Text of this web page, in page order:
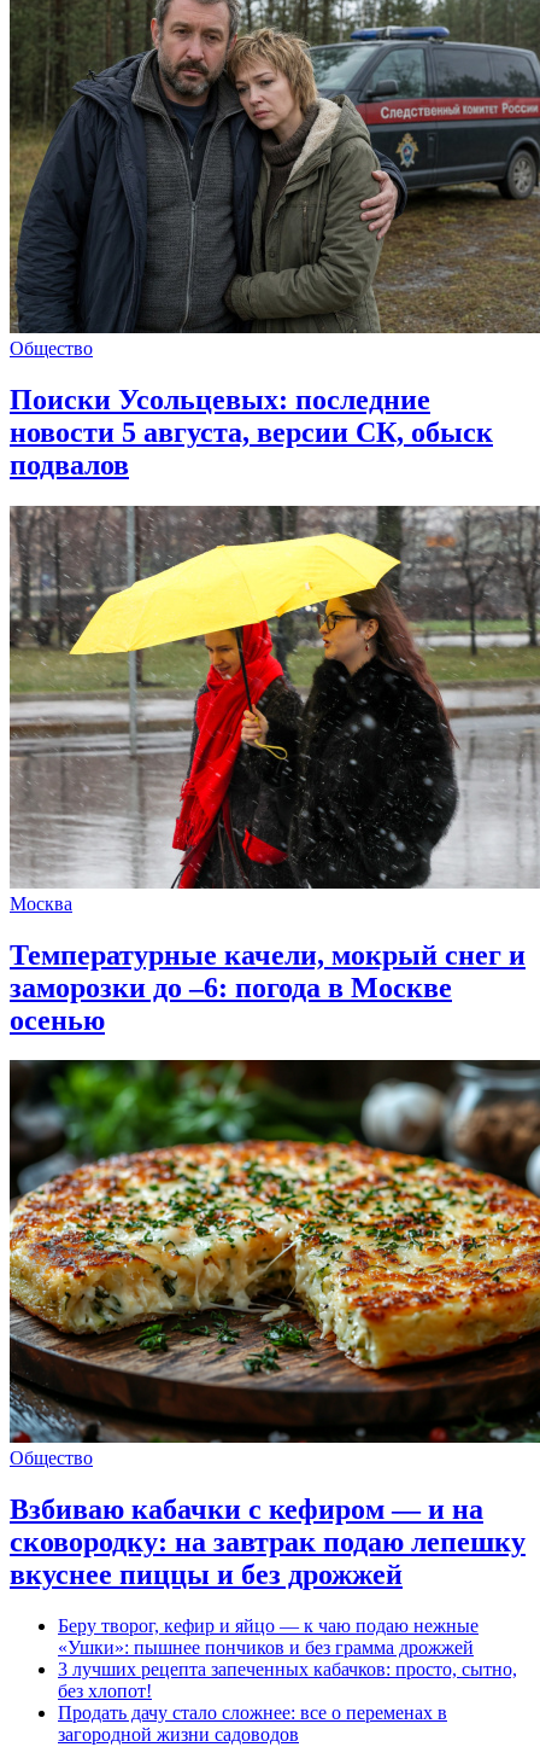
Общество
Поиски Усольцевых: последние
новости 5 августа, версии СК, обыск
подвалов
Москва
Температурные качели, мокрый снег и
заморозки до –6: погода в Москве
осенью
Общество
Взбиваю кабачки с кефиром — и на
сковородку: на завтрак подаю лепешку
вкуснее пиццы и без дрожжей
Беру творог, кефир и яйцо — к чаю подаю нежные
«Ушки»: пышнее пончиков и без грамма дрожжей
3 лучших рецепта запеченных кабачков: просто, сытно,
без хлопот!
Продать дачу стало сложнее: все о переменах в
загородной жизни садоводов